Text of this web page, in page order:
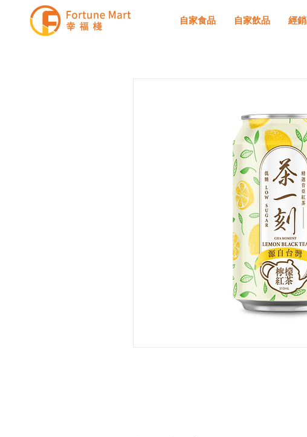
自家食品 自家飲品 經